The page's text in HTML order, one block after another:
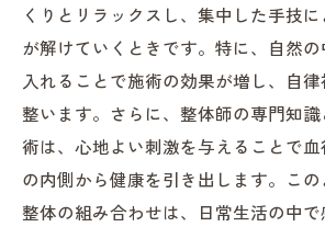
長野県での施術体験談
生理痛の頭痛改善に成功し
実際の施術による顕著な変化
施術者の見解と患者の声
体験者が語る整体の効果
地元の伝統技術と現代科学が融
くりとリラックスし、集中した手技
が解けていくときです。特に、自然
入れることで施術の効果が増し、自
整います。さらに、整体師の専門知
術は、心地よい刺激を与えることで
の内側から健康を引き出します。こ
整体の組み合わせは、日常生活の中